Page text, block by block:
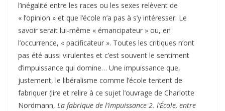
l’inégalité entre les races ou les sexes relèvent de
« l’opinion » et que l’école n’a pas à s’y intéresser. Le
savoir serait lui-même « émancipateur » ou, en
l’occurrence, « pacificateur ». Toutes les critiques n’ont
pas été aussi virulentes et c’est souvent le sentiment
d’impuissance qui domine… Une impuissance que,
justement, le libéralisme comme l’école tentent de
fabriquer (lire et relire à ce sujet l’ouvrage de Charlotte
Nordmann, La fabrique de l’impuissance 2. l’École, entre